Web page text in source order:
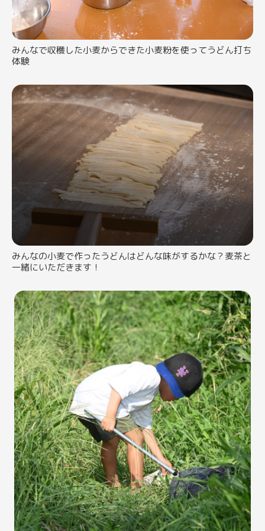
みんなで収穫した小麦からできた小麦粉を使ってうどん打ち
体験
みんなの小麦で作ったうどんはどんな味がするかな？麦茶と
一緒にいただきます！